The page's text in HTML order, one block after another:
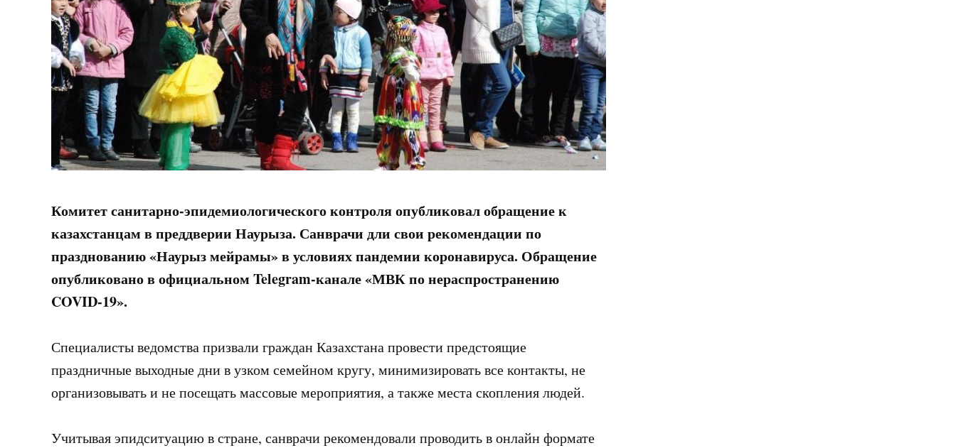
Комитет санитарно-эпидемиологического контроля опубликовал обращение к
казахстанцам в преддверии Наурыза. Санврачи дли свои рекомендации по
празднованию «Наурыз мейрамы» в условиях пандемии коронавируса. Обращение
опубликовано в официальном Telegram-канале «МВК по нераспространению
COVID-19».
Специалисты ведомства призвали граждан Казахстана провести предстоящие
праздничные выходные дни в узком семейном кругу, минимизировать все контакты, не
организовывать и не посещать массовые мероприятия, а также места скопления людей.
Учитывая эпидситуацию в стране, санврачи рекомендовали проводить в онлайн формате